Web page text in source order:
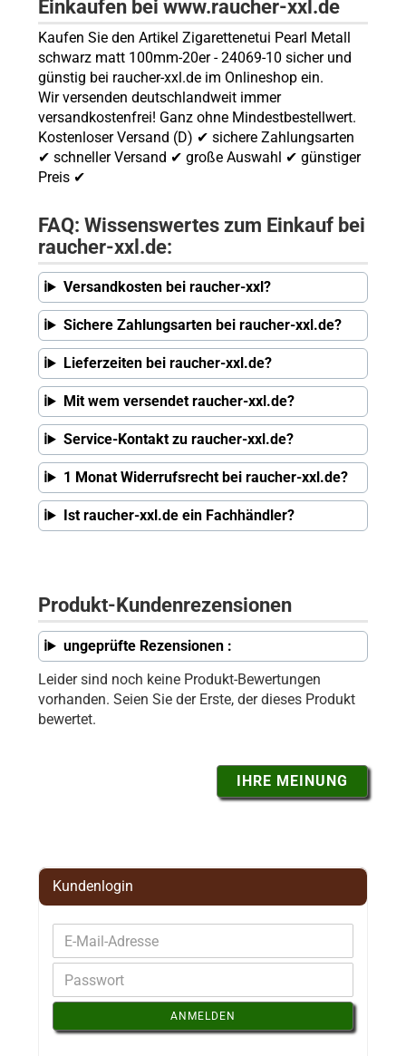
Einkaufen bei www.raucher-xxl.de
Kaufen Sie den Artikel Zigarettenetui Pearl Metall
schwarz matt 100mm-20er - 24069-10 sicher und
günstig bei raucher-xxl.de im Onlineshop ein.
Wir versenden deutschlandweit immer
versandkostenfrei! Ganz ohne Mindestbestellwert.
Kostenloser Versand (D) ✔ sichere Zahlungsarten
✔ schneller Versand ✔ große Auswahl ✔ günstiger
Preis ✔
FAQ: Wissenswertes zum Einkauf bei
raucher-xxl.de:
Versandkosten bei raucher-xxl?
Sichere Zahlungsarten bei raucher-xxl.de?
Lieferzeiten bei raucher-xxl.de?
Mit wem versendet raucher-xxl.de?
Service-Kontakt zu raucher-xxl.de?
1 Monat Widerrufsrecht bei raucher-xxl.de?
Ist raucher-xxl.de ein Fachhändler?
Produkt-Kundenrezensionen
ungeprüfte Rezensionen :
Leider sind noch keine Produkt-Bewertungen
vorhanden. Seien Sie der Erste, der dieses Produkt
bewertet.
IHRE MEINUNG
Kundenlogin
ANMELDEN